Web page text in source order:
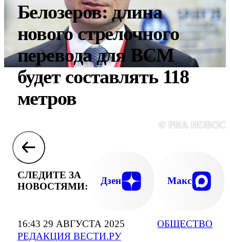
16:43 29 АВГУСТА 2025
РЕДАКЦИЯ ВЕСТИ.РУ
ОБЩЕСТВО
Белозеров: длина
нового стрелочного
перевода для ВСМ
будет составлять 118
метров
© РИА
СЛЕДИТЕ ЗА
НОВОСТЯМИ:
Дзен Макс